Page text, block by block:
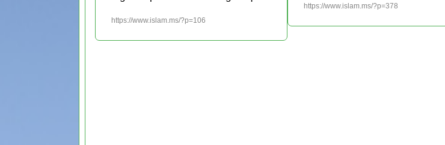
https://www.islam.ms/?p=106
https://www.islam.ms/?p=378